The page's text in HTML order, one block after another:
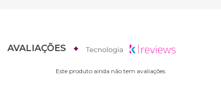
AVALIAÇÕES
Este produto ainda não tem avaliações